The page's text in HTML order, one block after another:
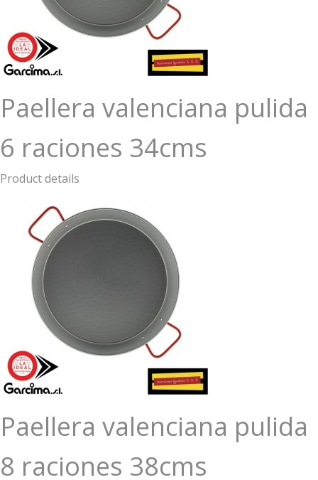
Paellera valenciana pulida
6 raciones 34cms
Product details
Paellera valenciana pulida
8 raciones 38cms